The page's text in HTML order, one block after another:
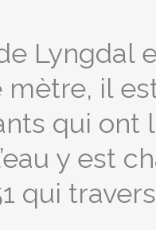
Lyngdal
mètre, il
qui ont
y est
qui